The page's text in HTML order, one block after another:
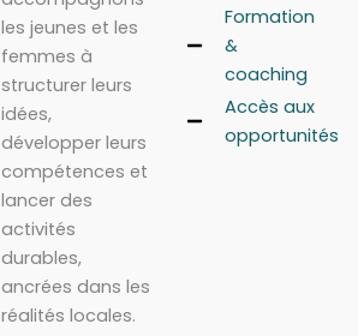
les jeunes et les
femmes à
structurer leurs
idées,
développer leurs
compétences et
lancer des
activités
durables,
ancrées dans les
réalités locales.
Formation
&
coaching
Accès aux
opportunités